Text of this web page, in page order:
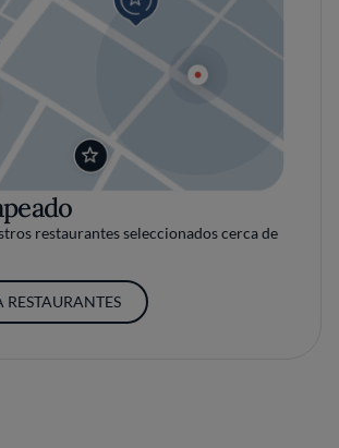
restaurantes seleccionados cerca de
RESTAURANTES